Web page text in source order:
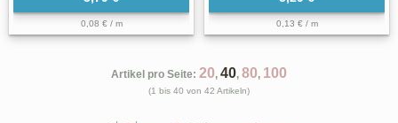
0,08 € / m 0,13 € / m
Artikel pro Seite: 20, 40, 80, 100
(1 bis 40 von 42 Artikeln)